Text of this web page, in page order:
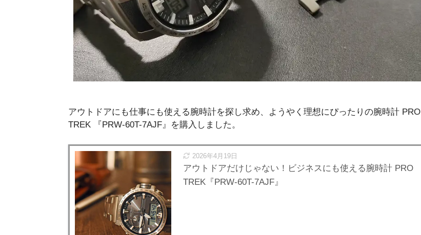
アウトドアにも仕事にも使える腕時計を探し求め、ようやく理想にぴったりの腕時計 PRO
TREK 『PRW-60T-7AJF』を購入しました。
2026年4月19日
アウトドアだけじゃない！ビジネスにも使える腕時計 PRO
TREK『PRW-60T-7AJF』